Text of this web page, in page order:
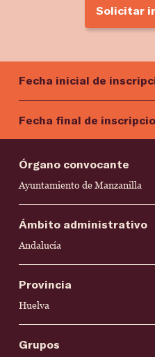
Solicitar
Fecha inicial de
Fecha final de
Órgano convocante
Ayuntamiento de Manzanilla
Ámbito administrativo
Andalucía
Provincia
Huelva
Grupos